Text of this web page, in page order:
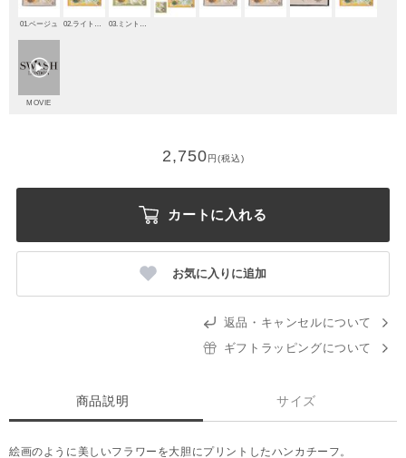
01.ベージュ 02.ライトオレンジ 03.ミントグリーン
MOVIE
2,750円(税込)
カートに入れる
お気に入りに追加
返品・キャンセルについて
ギフトラッピングについて
商品説明 サイズ
絵画のように美しいフラワーを大胆にプリントしたハンカチーフ。